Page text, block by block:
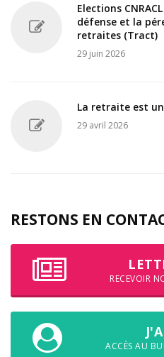
Elections
défense et la
retraites (Tract)
29 juin 2026
La retraite est
29 avril 2026
RESTONS EN
RECEVOIR
ACCÈS AU